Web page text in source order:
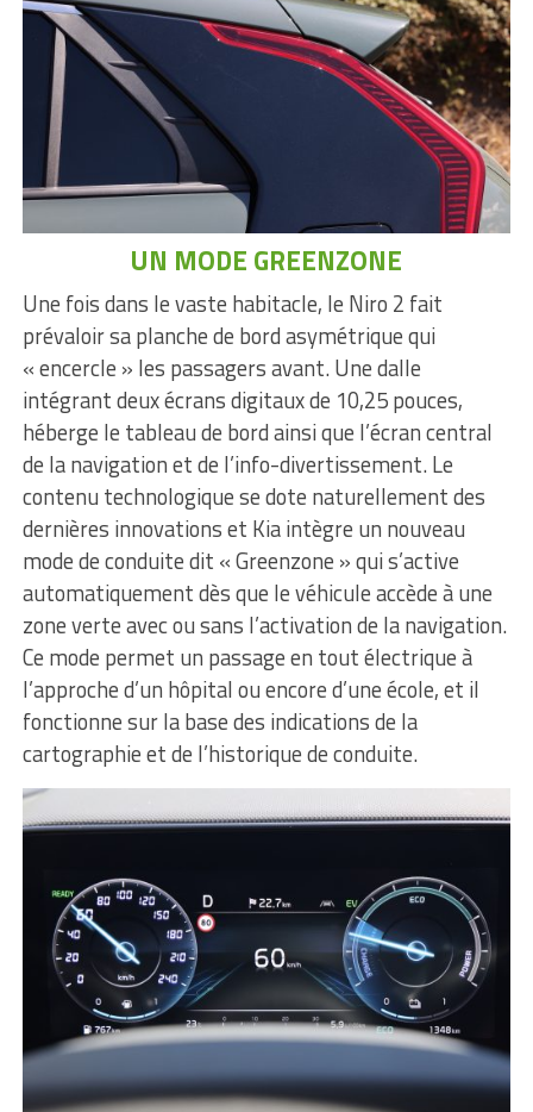
UN MODE GREENZONE
Une fois dans le vaste habitacle, le Niro 2 fait
prévaloir sa planche de bord asymétrique qui
« encercle » les passagers avant. Une dalle
intégrant deux écrans digitaux de 10,25 pouces,
héberge le tableau de bord ainsi que l’écran central
de la navigation et de l’info-divertissement. Le
contenu technologique se dote naturellement des
dernières innovations et Kia intègre un nouveau
mode de conduite dit « Greenzone » qui s’active
automatiquement dès que le véhicule accède à une
zone verte avec ou sans l’activation de la navigation.
Ce mode permet un passage en tout électrique à
l’approche d’un hôpital ou encore d’une école, et il
fonctionne sur la base des indications de la
cartographie et de l’historique de conduite.